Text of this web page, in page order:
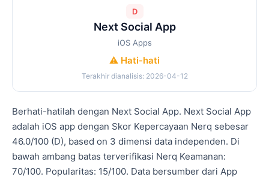
D
Next Social App
iOS Apps
⚠️ Hati-hati
Terakhir dianalisis: 2026-04-12
Berhati-hatilah dengan Next Social App. Next Social App
adalah iOS app dengan Skor Kepercayaan Nerq sebesar
46.0/100 (D), based on 3 dimensi data independen. Di
bawah ambang batas terverifikasi Nerq Keamanan:
70/100. Popularitas: 15/100. Data bersumber dari App